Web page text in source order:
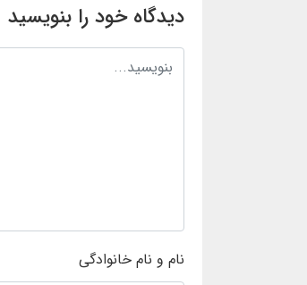
دیدگاه خود را بنویسید
نام و نام خانوادگی